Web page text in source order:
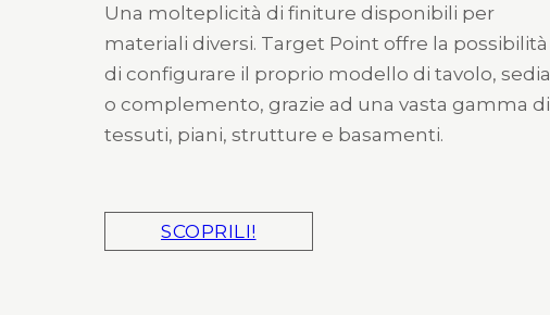
Una molteplicità di finiture disponibili per
materiali diversi. Target Point offre la possibilità
di configurare il proprio modello di tavolo, sedia
o complemento, grazie ad una vasta gamma di
tessuti, piani, strutture e basamenti.
SCOPRILI!